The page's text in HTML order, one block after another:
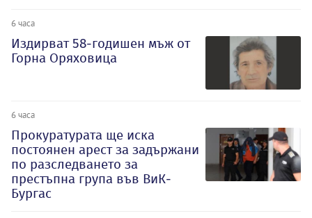
6 часа
Издирват 58-годишен мъж от
Горна Оряховица
6 часа
Прокуратурата ще иска
постоянен арест за задържани
по разследването за
престъпна група във ВиК-
Бургас